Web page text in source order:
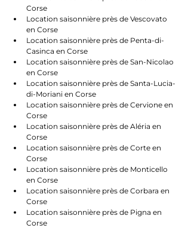
Corse
Location saisonnière près de Vescovato
en Corse
Location saisonnière près de Penta-di-
Casinca en Corse
Location saisonnière près de San-Nicolao
en Corse
Location saisonnière près de Santa-Lucia-
di-Moriani en Corse
Location saisonnière près de Cervione en
Corse
Location saisonnière près de Aléria en
Corse
Location saisonnière près de Corte en
Corse
Location saisonnière près de Monticello
en Corse
Location saisonnière près de Corbara en
Corse
Location saisonnière près de Pigna en
Corse